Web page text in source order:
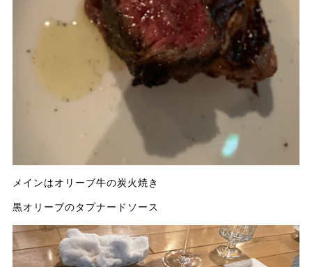
メインはオリーブ牛の炭火焼き
黒オリーブのタプナードソース